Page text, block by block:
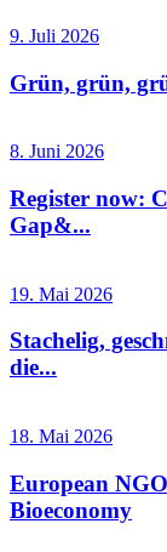
9. Juli 2026
Grün, grün,
8. Juni 2026
Register now:
Gap&...
19. Mai 2026
Stachelig,
die...
18. Mai 2026
European
Bioeconomy